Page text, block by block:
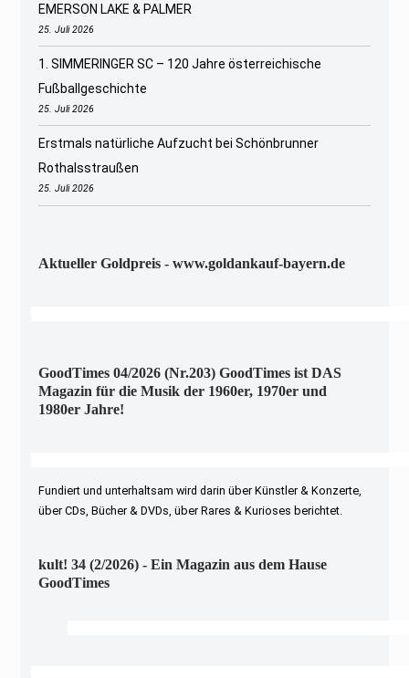
EMERSON LAKE & PALMER
25. Juli 2026
1. SIMMERINGER SC – 120 Jahre österreichische
Fußballgeschichte
25. Juli 2026
Erstmals natürliche Aufzucht bei Schönbrunner
Rothalsstraußen
25. Juli 2026
Aktueller Goldpreis - www.goldankauf-bayern.de
GoodTimes 04/2026 (Nr.203) GoodTimes ist DAS
Magazin für die Musik der 1960er, 1970er und
1980er Jahre!
Fundiert und unterhaltsam wird darin über Künstler & Konzerte,
über CDs, Bücher & DVDs, über Rares & Kurioses berichtet.
kult! 34 (2/2026) - Ein Magazin aus dem Hause
GoodTimes